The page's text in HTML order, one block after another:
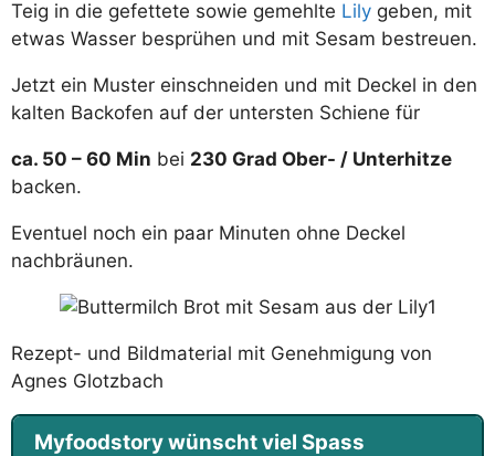
Teig in die gefettete sowie gemehlte Lily geben, mit
etwas Wasser besprühen und mit Sesam bestreuen.
Jetzt ein Muster einschneiden und mit Deckel in den
kalten Backofen auf der untersten Schiene für
ca. 50 – 60 Min bei 230 Grad Ober- / Unterhitze
backen.
Eventuel noch ein paar Minuten ohne Deckel
nachbräunen.
Rezept- und Bildmaterial mit Genehmigung von
Agnes Glotzbach
Myfoodstory wünscht viel Spass